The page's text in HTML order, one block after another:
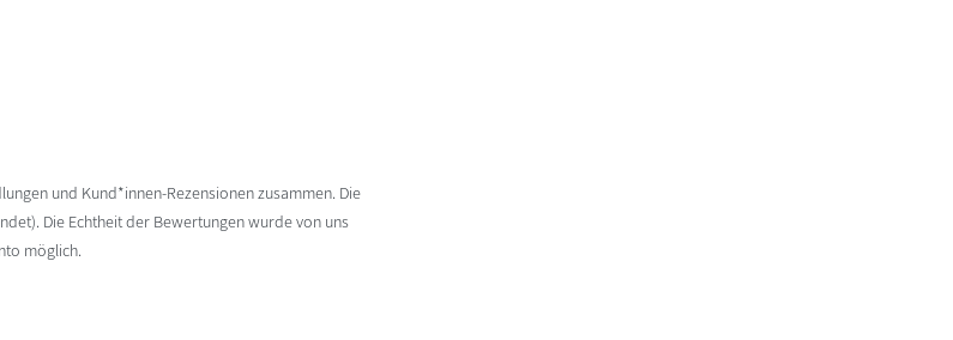
und Kund*innen-Rezensionen zusammen. Die
Die Echtheit der Bewertungen wurde von uns
möglich.